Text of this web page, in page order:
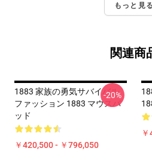
もっと見る
関連商
1883 家族の勇気サバイバル
ファッション 1883 マウスパ
ッド
￥420,500 - ￥796,050
-20%